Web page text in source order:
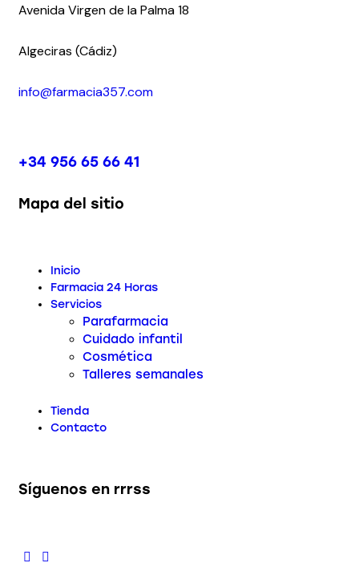
Avenida Virgen de la Palma 18
Algeciras (Cádiz)
info@farmacia357.com
+34 956 65 66 41
Mapa del sitio
Inicio
Farmacia 24 Horas
Servicios
Parafarmacia
Cuidado infantil
Cosmética
Talleres semanales
Tienda
Contacto
Síguenos en rrrss